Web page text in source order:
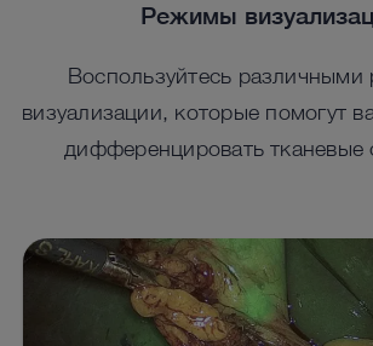
Режимы
Воспользуйтесь
визуализации, которые помогут
дифференцировать тканевые